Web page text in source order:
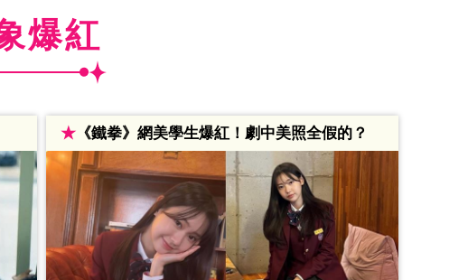
爆紅
★《鐵拳》網美學生爆紅！劇中美照全假的？